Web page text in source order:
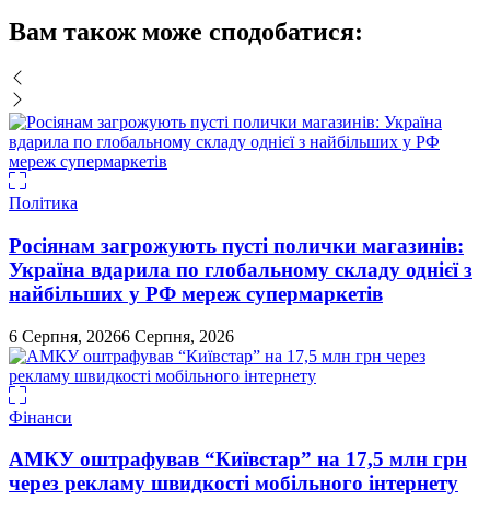
Вам також може сподобатися:
Політика
Росіянам загрожують пусті полички магазинів:
Україна вдарила по глобальному складу однієї з
найбільших у РФ мереж супермаркетів
6 Серпня, 20266 Серпня, 2026
Фінанси
АМКУ оштрафував “Київстар” на 17,5 млн грн
через рекламу швидкості мобільного інтернету